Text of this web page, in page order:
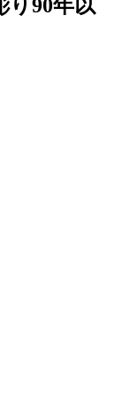
り90年以